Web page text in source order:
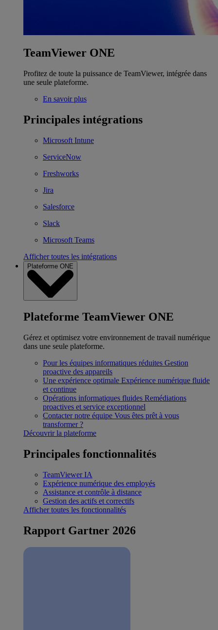
TeamViewer ONE
Profitez de toute la puissance de TeamViewer, intégrée dans
une seule plateforme.
En savoir plus
Principales intégrations
Microsoft Intune
ServiceNow
Freshworks
Jira
Salesforce
Slack
Microsoft Teams
Afficher toutes les intégrations
Plateforme ONE
Plateforme TeamViewer ONE
Gérez et optimisez votre environnement de travail numérique
dans une seule plateforme.
Pour les équipes informatiques réduites Gestion
proactive des appareils
Une expérience optimale Expérience numérique fluide
et continue
Opérations informatiques fluides Remédiations
proactives et service exceptionnel
Contacter notre équipe Vous êtes prêt à vous
transformer ?
Découvrir la plateforme
Principales fonctionnalités
TeamViewer IA
Expérience numérique des employés
Assistance et contrôle à distance
Gestion des actifs et correctifs
Afficher toutes les fonctionnalités
Rapport Gartner 2026